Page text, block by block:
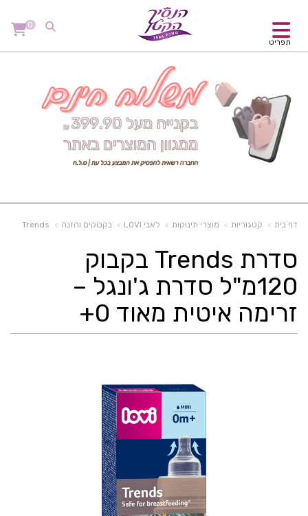
תפריט
0
דף בית קטגוריות מוצרי תינוקות לאבי LOVI בקבוקים והזנה Trends
סדרת Trends בקבוק
120מ"ל סדרת ג'ונגל –
זרימה איטית מאוד 0+